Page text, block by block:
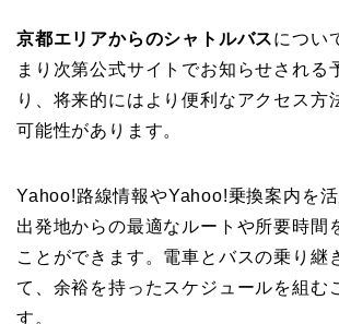
京都エリアからのシャトルバスについ
まり次第公式サイトでお知らせされる
り、将来的にはより便利なアクセス方
可能性があります。
Yahoo!路線情報やYahoo!乗換案内を活
出発地からの最適なルートや所要時間
ことができます。電車とバスの乗り継
て、余裕を持ったスケジュールを組む
す。